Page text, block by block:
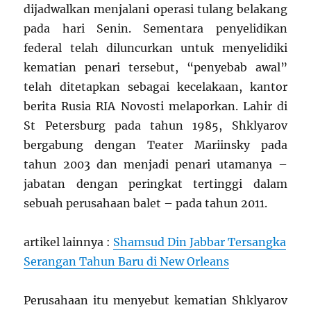
dijadwalkan menjalani operasi tulang belakang
pada hari Senin. Sementara penyelidikan
federal telah diluncurkan untuk menyelidiki
kematian penari tersebut, “penyebab awal”
telah ditetapkan sebagai kecelakaan, kantor
berita Rusia RIA Novosti melaporkan. Lahir di
St Petersburg pada tahun 1985, Shklyarov
bergabung dengan Teater Mariinsky pada
tahun 2003 dan menjadi penari utamanya –
jabatan dengan peringkat tertinggi dalam
sebuah perusahaan balet – pada tahun 2011.
artikel lainnya : Shamsud Din Jabbar Tersangka
Serangan Tahun Baru di New Orleans
Perusahaan itu menyebut kematian Shklyarov